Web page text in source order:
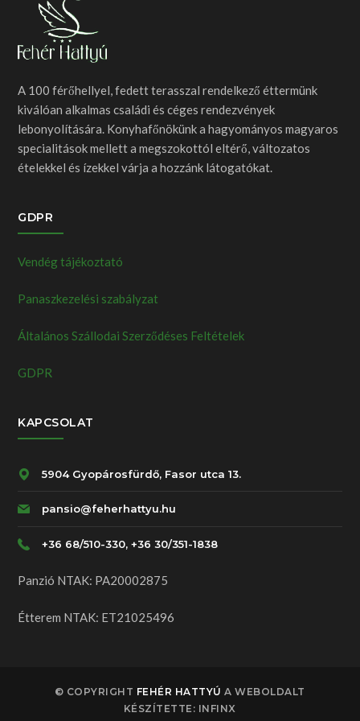
A 100 férőhellyel, fedett terasszal rendelkező éttermünk
kiválóan alkalmas családi és céges rendezvények
lebonyolítására. Konyhafőnökünk a hagyományos magyaros
specialitások mellett a megszokottól eltérő, változatos
ételekkel és ízekkel várja a hozzánk látogatókat.
GDPR
Vendég tájékoztató
Panaszkezelési szabályzat
Általános Szállodai Szerződéses Feltételek
GDPR
KAPCSOLAT
5904 Gyopárosfürdő, Fasor utca 13.
pansio@feherhattyu.hu
+36 68/510-330, +36 30/351-1838
Panzió NTAK: PA20002875
Étterem NTAK: ET21025496
© COPYRIGHT FEHÉR HATTYÚ A WEBOLDALT
KÉSZÍTETTE: INFINX